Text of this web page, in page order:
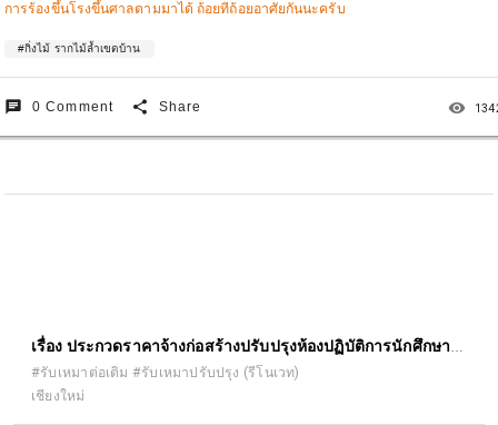
การร้องขึ้นโรงขึ้นศาลตามมาได้ ถ้อยทีถ้อยอาศัยกันนะครับ
#กิ่งไม้ รากไม้ล้ำเขตบ้าน
chat 0 Comment share Share remove_red_eye
เรื่อง ประกวดราคาจ้างก่อสร้างปรับปรุงห้องปฏิบัติการนักศึกษา
บัณฑิตศึกษา อาคาร ๕ ชั้น ๓ คณะ เภสัชศาสตร์ ด้วยวิธีประกวด
ราคาอิเล็กทรอนิกส์ (e-bidding)
#รับเหมาต่อเติม #รับเหมาปรับปรุง (รีโนเวท)
เชียงใหม่